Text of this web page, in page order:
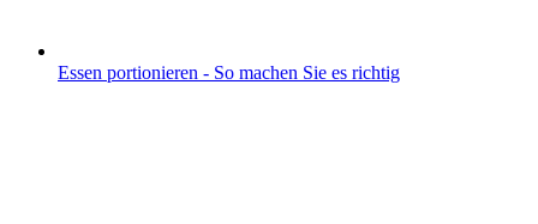
Essen portionieren - So machen Sie es richtig